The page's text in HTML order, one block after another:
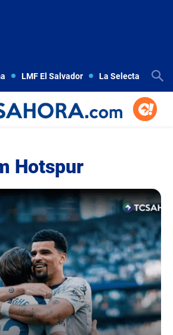
LMF El Salvador La Selecta
Hotspur